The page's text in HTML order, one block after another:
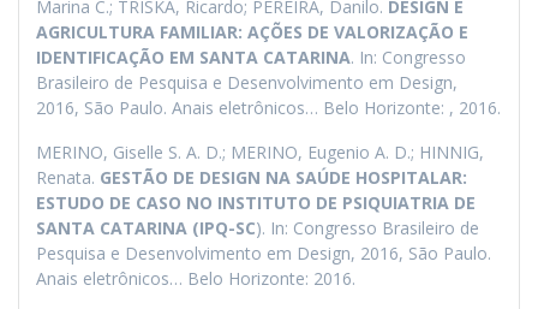
Marina C.; TRISKA, Ricardo; PEREIRA, Danilo. DESIGN E
AGRICULTURA FAMILIAR: AÇÕES DE VALORIZAÇÃO E
IDENTIFICAÇÃO EM SANTA CATARINA. In: Congresso
Brasileiro de Pesquisa e Desenvolvimento em Design,
2016, São Paulo. Anais eletrônicos… Belo Horizonte: , 2016.
MERINO, Giselle S. A. D.; MERINO, Eugenio A. D.; HINNIG,
Renata. GESTÃO DE DESIGN NA SAÚDE HOSPITALAR:
ESTUDO DE CASO NO INSTITUTO DE PSIQUIATRIA DE
SANTA CATARINA (IPQ-SC). In: Congresso Brasileiro de
Pesquisa e Desenvolvimento em Design, 2016, São Paulo.
Anais eletrônicos… Belo Horizonte: 2016.